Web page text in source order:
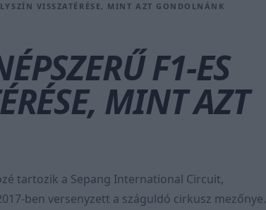
VISSZATÉRÉSE, MINT AZT GONDOLNÁNK
F1-ES
MINT AZT
tartozik a Sepang International Circuit,
ben versenyzett a száguldó cirkusz mezőnye.